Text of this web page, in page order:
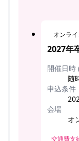
オンラ
2027年
開催日時
随
申込条件
会場
オ
交通費支